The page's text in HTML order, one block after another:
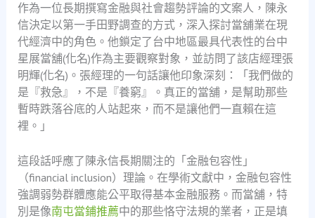
作為一位長期撰寫金融與社會趨勢評論的文案人，陳永
信決定以第一手田野調查的方式，深入探討當舖業在現
代經濟中的角色。他鎖定了台中地區最具代表性的台中
星展當舖(化名)作為主要觀察對象，並訪問了該店經理張
明輝(化名)。張經理的一句話讓他印象深刻：「我們做的
是『救急』，不是『養窮』。真正的當舖，是幫助那些
暫時跌落谷底的人站起來，而不是讓他們一直賴在這
裡。」
這段話呼應了陳永信長期關注的「金融包容性」
（financial inclusion）理論。在學術文獻中，金融包容性
強調弱勢群體應能公平取得基本金融服務。而當舖，特
別是像南屯當鋪推薦中的那些恪守法規的業者，正是填